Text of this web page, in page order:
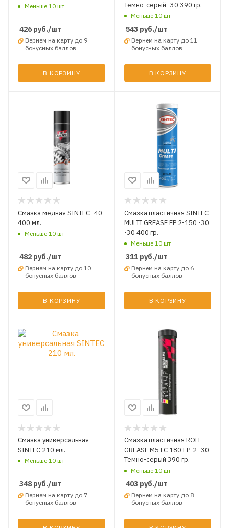
Меньше 10 шт
426 руб./шт
Вернем на карту до 9
бонусных баллов
В КОРЗИНУ
Темно-серый -30 390 гр.
Меньше 10 шт
543 руб./шт
Вернем на карту до 11
бонусных баллов
В КОРЗИНУ
Смазка медная SINTEC -40
400 мл.
Меньше 10 шт
482 руб./шт
Вернем на карту до 10
бонусных баллов
В КОРЗИНУ
Смазка пластичная SINTEC
MULTI GREASE EP 2-150 -30
-30 400 гр.
Меньше 10 шт
311руб./шт
Вернем на карту до 6
бонусных баллов
В КОРЗИНУ
Смазка универсальная
SINTEC 210 мл.
Меньше 10 шт
348 руб./шт
Вернем на карту до 7
бонусных баллов
Смазка пластичная ROLF
GREASE M5 LС 180 EP-2 -30
Темно-серый 390 гр.
Меньше 10 шт
403 руб./шт
Вернем на карту до 8
бонусных баллов